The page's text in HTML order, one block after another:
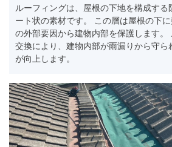
ルーフィングは、屋根の下地を構成す
ート状の素材です。 この層は屋根の下
の外部要因から建物内部を保護します
交換により、建物内部が雨漏りから守ら
が向上します。